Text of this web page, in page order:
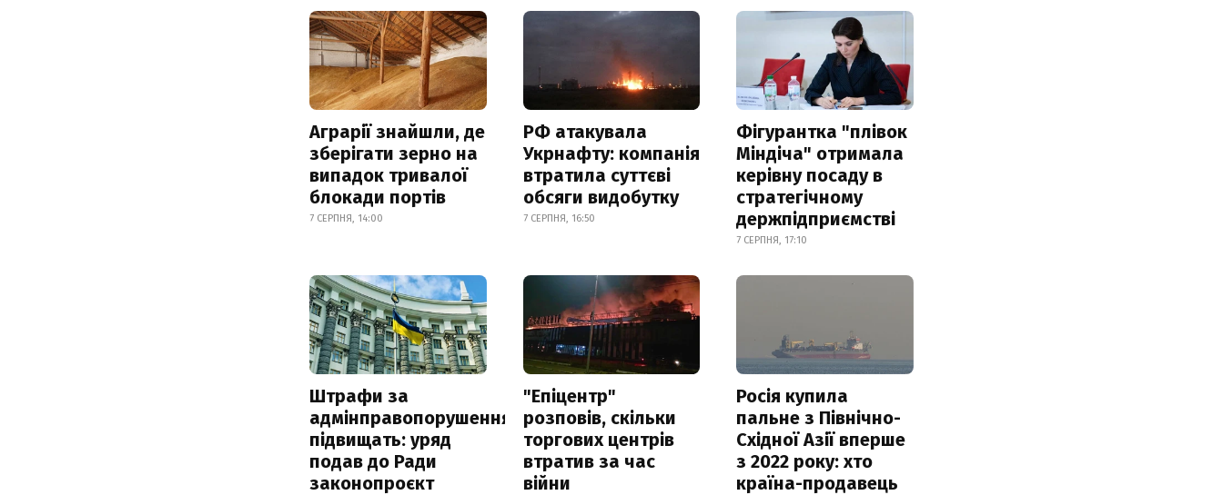
Аграрії знайшли, де
зберігати зерно на
випадок тривалої
блокади портів
7 СЕРПНЯ, 14:00
РФ атакувала
Укрнафту: компанія
втратила суттєві
обсяги видобутку
7 СЕРПНЯ, 16:50
Фігурантка "плівок
Міндіча" отримала
керівну посаду в
стратегічному
держпідприємстві
7 СЕРПНЯ, 17:10
Штрафи за
адмінправопорушення
підвищать: уряд
подав до Ради
законопроєкт
"Епіцентр"
розповів, скільки
торгових центрів
втратив за час
війни
Росія купила
пальне з Північно-
Східної Азії вперше
з 2022 року: хто
країна-продавець